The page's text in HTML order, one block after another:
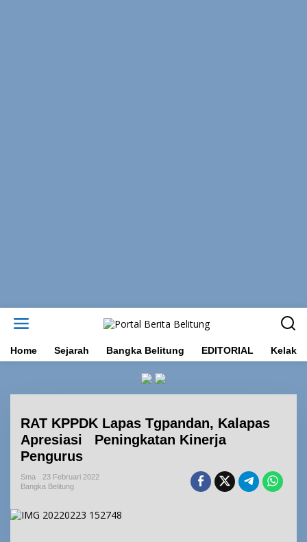
t
Home Sejarah Bangka Belitung EDITORIAL Kelakar
RAT KPPDK Lapas Tgpandan, Kalapas
Apresiasi Peningkatan Kinerja
Pengurus
Sma
23 Februari 2022
Bangka Belitung